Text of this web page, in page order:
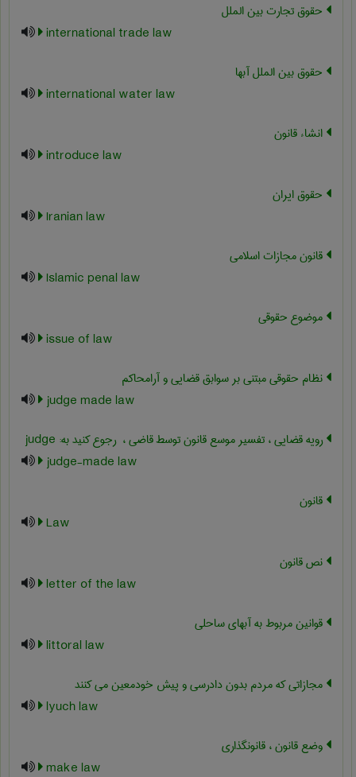
حقوق تجارت بین الملل
international trade law
حقوق بین الملل آبها
international water law
انشاء قانون
introduce law
حقوق ایران
Iranian law
قانون مجازات اسلامی
Islamic penal law
موضوع حقوقی
issue of law
نظام حقوقی مبتنی بر سوابق قضایی و آرامحاکم
judge made law
رویه قضایی ، تفسیر موسع قانون توسط قاضی ، ‎ رجوع کنید به: judge
judge-made law
قانون
Law
نص قانون
letter of the law
قوانین مربوط به آبهای ساحلی
littoral law
مجازاتی که مردم بدون دادرسی و پیش خودمعین می کنند
lyuch law
وضع قانون ، قانونگذاری
make law